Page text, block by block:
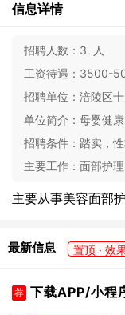
信息详情
招聘人数： 3 人
工资待遇： 3500-
招聘单位： 涪陵区
单位简介： 母婴健
招聘条件： 踏实，
主要工作： 面部护
主要从事美容面部
最新信息 置顶 · 效
荐 下载APP/小程